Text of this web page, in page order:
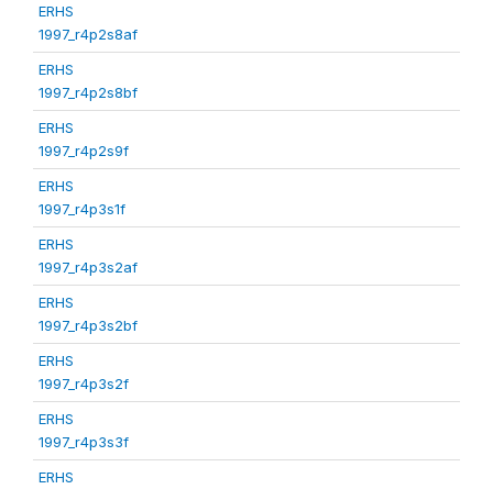
ERHS
1997_r4p2s8af
ERHS
1997_r4p2s8bf
ERHS
1997_r4p2s9f
ERHS
1997_r4p3s1f
ERHS
1997_r4p3s2af
ERHS
1997_r4p3s2bf
ERHS
1997_r4p3s2f
ERHS
1997_r4p3s3f
ERHS